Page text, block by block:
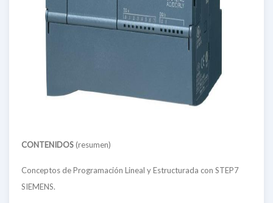
CONTENIDOS (resumen)
Conceptos de Programación Lineal y Estructurada con STEP7
SIEMENS.